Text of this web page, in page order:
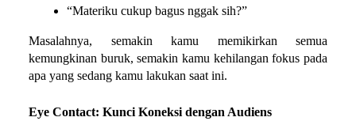
“Materiku cukup bagus nggak sih?”
Masalahnya, semakin kamu memikirkan semua
kemungkinan buruk, semakin kamu kehilangan fokus pada
apa yang sedang kamu lakukan saat ini.
Eye Contact: Kunci Koneksi dengan Audiens